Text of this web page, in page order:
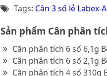
Tags: Cân 3 số lẻ Labex-
Sản phẩm Cân phân
Cân phân tích 6 số 6,1g
Cân phân tích 6 số 2,1g
Cân phân tích 4 số 310g